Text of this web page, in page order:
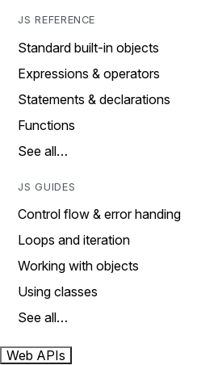
JS REFERENCE
Standard built-in objects
Expressions & operators
Statements & declarations
Functions
See all…
JS GUIDES
Control flow & error handing
Loops and iteration
Working with objects
Using classes
See all…
Web APIs